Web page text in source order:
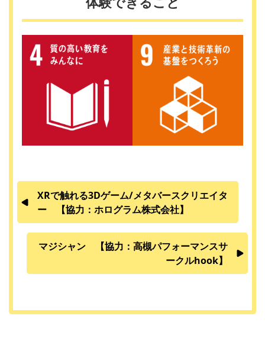
XRで触れる3Dゲーム/メタバースクリエイタ
ー 【協力：ホログラム株式会社】
マジシャン 【協力：高槻パフォーマンスサ
ークルhook】